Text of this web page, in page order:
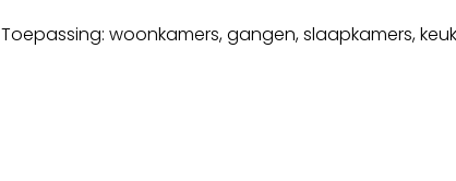
Toepassing: woonkamers, gangen, slaapkamers,